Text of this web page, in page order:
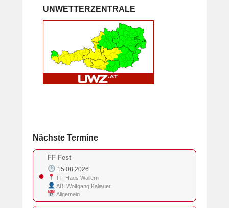
UNWETTERZENTRALE
Nächste Termine
●
FF Fest
15.08.2026
FF Haus Wallern
ABI Wolfgang Kaliauer
Allgemein